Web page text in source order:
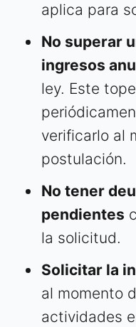
aplica para
No superar
ingresos
ley. Este
verificarlo al
postulación.
No tener
pendientes
la solicitud.
Solicitar la
al momento
actividades